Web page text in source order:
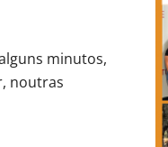
minutos,
noutras